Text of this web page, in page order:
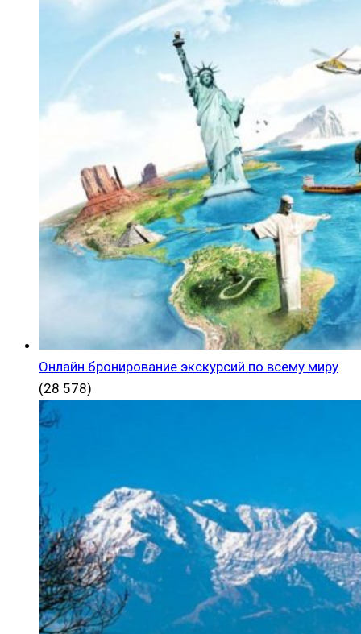
Онлайн бронирование экскурсий по всему миру
(28 578)